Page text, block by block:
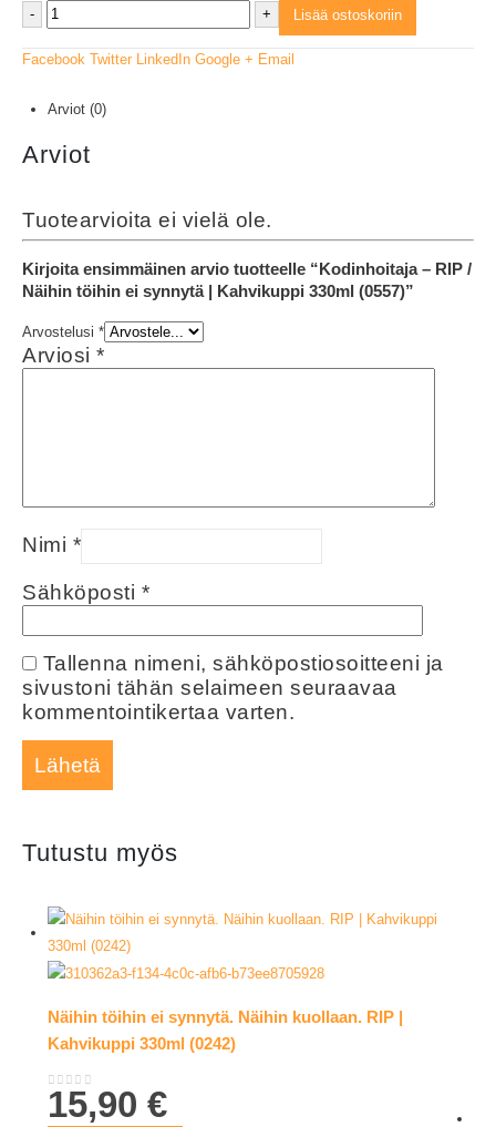
- + Lisää ostoskoriin
Facebook Twitter LinkedIn Google + Email
Arviot (0)
Arviot
Tuotearvioita ei vielä ole.
Kirjoita ensimmäinen arvio tuotteelle “Kodinhoitaja – RIP /
Näihin töihin ei synnytä | Kahvikuppi 330ml (0557)”
Arvostelusi *
Arviosi *
Nimi *
Sähköposti *
Tallenna nimeni, sähköpostiosoitteeni ja
sivustoni tähän selaimeen seuraavaa
kommentointikertaa varten.
Tutustu myös
Näihin töihin ei synnytä. Näihin kuollaan. RIP |
Kahvikuppi 330ml (0242)
0out of 5
15,90€